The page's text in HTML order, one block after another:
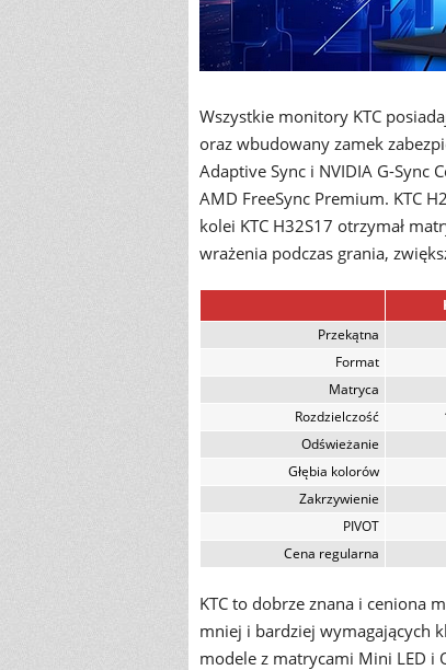
Wszystkie monitory KTC
oraz wbudowany zamek
Adaptive Sync i NVIDIA G-Sync
AMD FreeSync Premium. KTC
kolei KTC H32S17 otrzymał
wrażenia podczas grania,
Przekątna
Format
Matryca
Rozdzielczość
Odświeżanie
Głębia kolorów
Zakrzywienie
PIVOT
Cena regularna
KTC to dobrze znana i ceniona
mniej i bardziej wymagających
modele z matrycami Mini LED i